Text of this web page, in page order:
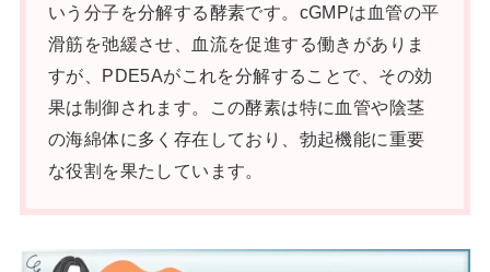
いう分子を分解する酵素です。cGMPは血管の平
滑筋を弛緩させ、血流を促進する働きがありま
すが、PDE5Aがこれを分解することで、その効
果は制御されます。この酵素は特に血管や陰茎
の海綿体に多く存在しており、勃起機能に重要
な役割を果たしています。